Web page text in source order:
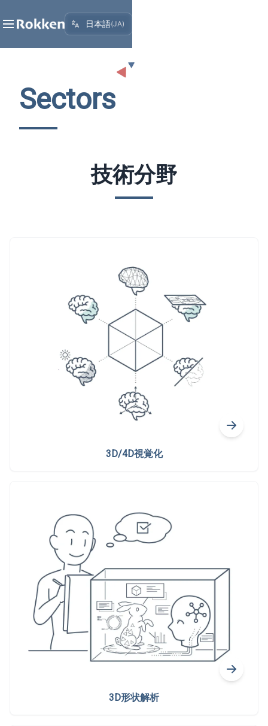
日本語(JA)
Sectors
技術分野
3D/4D視覚化
3D形状解析